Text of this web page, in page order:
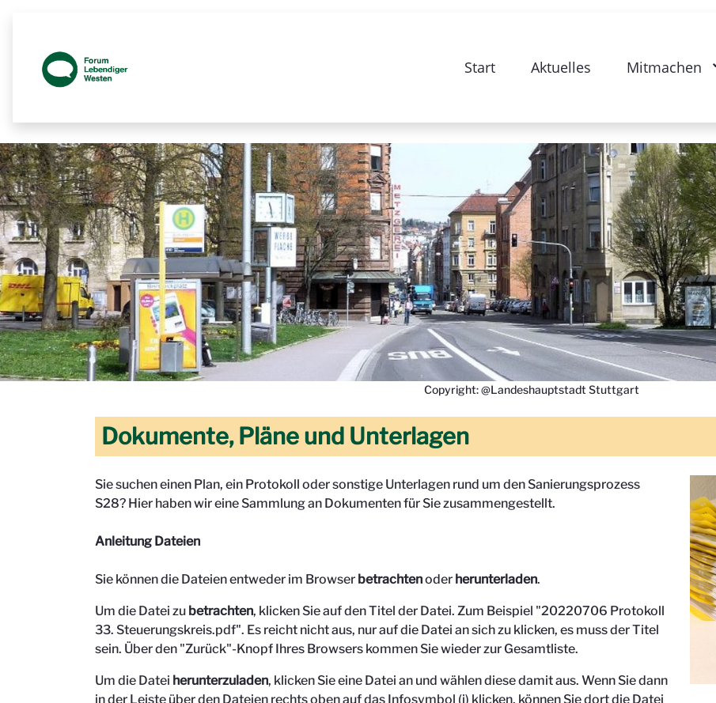
Start Aktuelles Mitmachen
Copyright: @Landeshauptstadt Stuttgart
Dokumente, Pläne und Unterlagen
Sie suchen einen Plan, ein Protokoll oder sonstige Unterlagen rund um den Sanierungsprozess
S28? Hier haben wir eine Sammlung an Dokumenten für Sie zusammengestellt.
Anleitung Dateien
Sie können die Dateien entweder im Browser betrachtenoder herunterladen.
Um die Datei zu betrachten, klicken Sie auf den Titel der Datei. Zum Beispiel "20220706 Protokoll
33. Steuerungskreis.pdf". Es reicht nicht aus, nur auf die Datei an sich zu klicken, es muss der Titel
sein. Über den "Zurück"-Knopf Ihres Browsers kommen Sie wieder zur Gesamtliste.
Um die Datei herunterzuladen, klicken Sie eine Datei an und wählen diese damit aus. Wenn Sie dann
in der Leiste über den Dateien rechts oben auf das Infosymbol (i) klicken, können Sie dort die Datei